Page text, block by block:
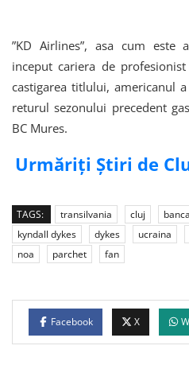
”KD Airlines”, asa cum
inceput cariera de
castigarea titlului, americanul
returul sezonului precedent
BC Mures.
Urmăriți Știri de
TAGS: transilvania cluj
kyndall dykes
dykes ucraina
noa
parchet fan
Facebook X